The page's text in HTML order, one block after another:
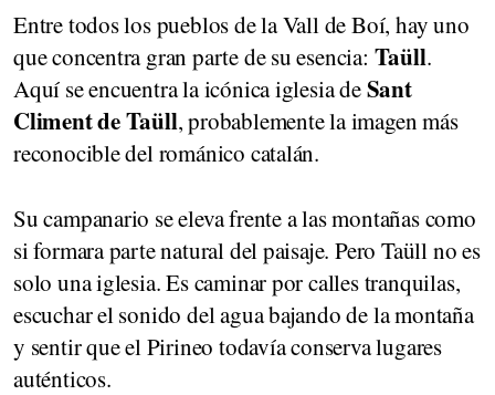
Entre todos los pueblos de la Vall de Boí, hay uno
que concentra gran parte de su esencia: Taüll.
Aquí se encuentra la icónica iglesia deSant
Climent de Taüll, probablemente la imagen más
reconocible del románico catalán.
Su campanario se eleva frente a las montañas como
si formara parte natural del paisaje. Pero Taüll no es
solo una iglesia. Es caminar por calles tranquilas,
escuchar el sonido del agua bajando de la montaña
y sentir que el Pirineo todavía conserva lugares
auténticos.